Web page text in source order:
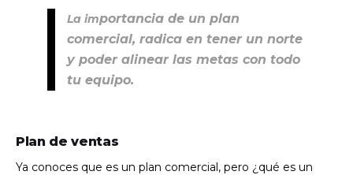
La importancia de un plan
comercial, radica en tener un norte
y poder alinear las metas con todo
tu equipo.
Plan de ventas
Ya conoces que es un plan comercial, pero ¿qué es un